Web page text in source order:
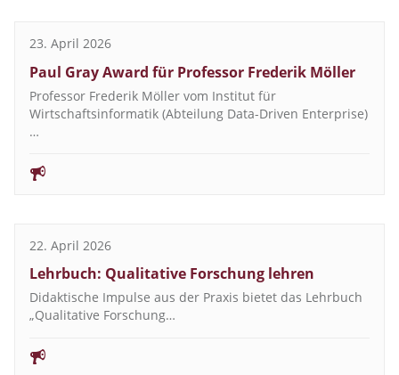
23. April 2026
Paul Gray Award für Professor Frederik Möller
Professor Frederik Möller vom Institut für
Wirtschaftsinformatik (Abteilung Data-Driven Enterprise)
…
22. April 2026
Lehrbuch: Qualitative Forschung lehren
Didaktische Impulse aus der Praxis bietet das Lehrbuch
„Qualitative Forschung…